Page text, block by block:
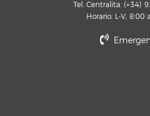
Tel. Centralita: (+34)
Horario: L-V, 8:00